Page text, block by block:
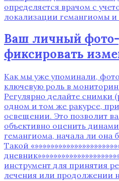
определяется врачом с
локализации гемангиомы и
Ваш личный
фиксировать
Как мы уже упоминали‚
ключевую роль в
Регулярно делайте снимки
одном и том же ракурсе‚
освещении. Это позволит
объективно оценить
гемангиома‚ начала ли она
Такой
инструмент для принятия
лечения или продолжении